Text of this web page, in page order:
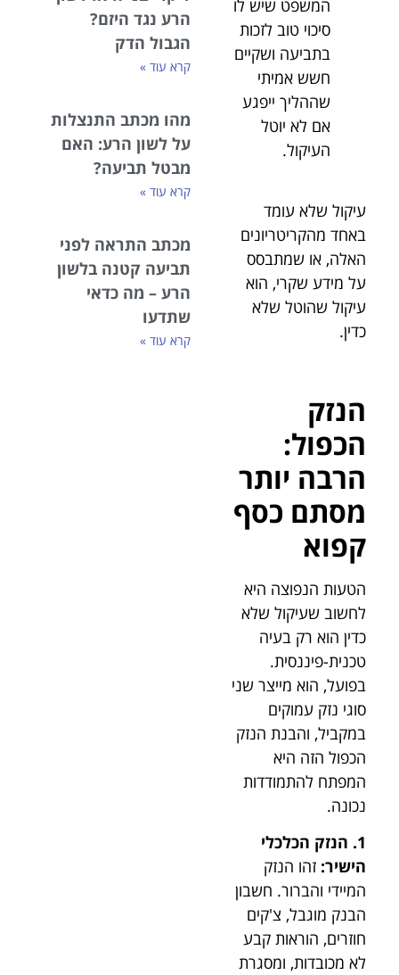
המשפט שיש לו
סיכוי טוב לזכות
בתביעה ושקיים
חשש אמיתי
שההליך ייפגע
אם לא יוטל
העיקול.
עיקול שלא עומד
באחד מהקריטריונים
האלה, או שמתבסס
על מידע שקרי, הוא
עיקול שהוטל שלא
כדין.
הנזק
הכפול:
הרבה יותר
מסתם כסף
קפוא
הטעות הנפוצה היא
לחשוב שעיקול שלא
כדין הוא רק בעיה
טכנית-פיננסית.
בפועל, הוא מייצר שני
סוגי נזק עמוקים
במקביל, והבנת הנזק
הכפול הזה היא
המפתח להתמודדות
נכונה.
1. הנזק הכלכלי
הישיר: זהו הנזק
המיידי והברור. חשבון
הבנק מוגבל, צ'קים
חוזרים, הוראות קבע
לא מכובדות, ומסגרת
הרע נגד היזם?
הגבול הדק
קרא עוד »
מהו מכתב התנצלות
על לשון הרע: האם
מבטל תביעה?
קרא עוד »
מכתב התראה לפני
תביעה קטנה בלשון
הרע – מה כדאי
שתדעו
קרא עוד »